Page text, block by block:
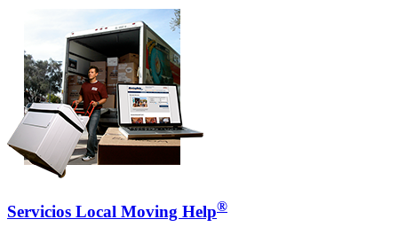
Servicios Local Moving Help®